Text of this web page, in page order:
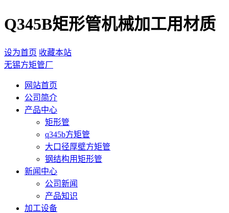
Q345B矩形管机械加工用材质
设为首页 收藏本站
无锡方矩管厂
网站首页
公司简介
产品中心
矩形管
q345b方矩管
大口径厚壁方矩管
钢结构用矩形管
新闻中心
公司新闻
产品知识
加工设备